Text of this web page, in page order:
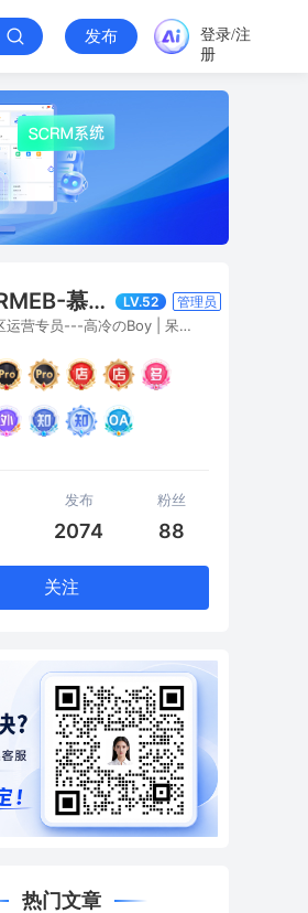
发布
登录/注
册
CRMEB-慕白寒窗雪 LV.52 管理员
社区运营专员---高冷のBoy | 呆萌のGirl
发布
2074
粉丝
88
关注
热门文章